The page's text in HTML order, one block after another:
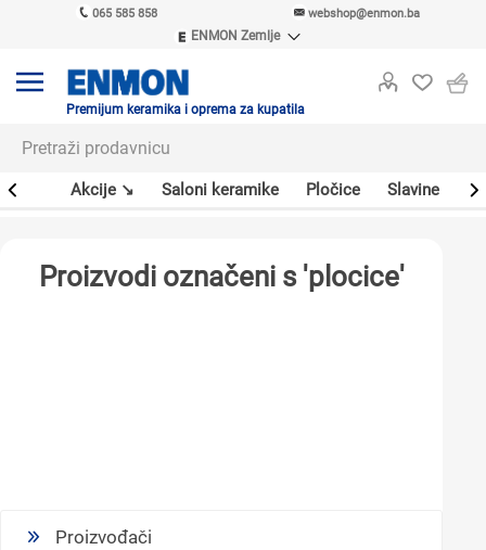
065 585 858 webshop@enmon.ba
ENMON Zemlje
ENMON MKD
Premijum keramika i oprema za kupatila
Akcije ↘ Saloni keramike Pločice Slavine
Proizvodi označeni s 'plocice'
Proizvođači